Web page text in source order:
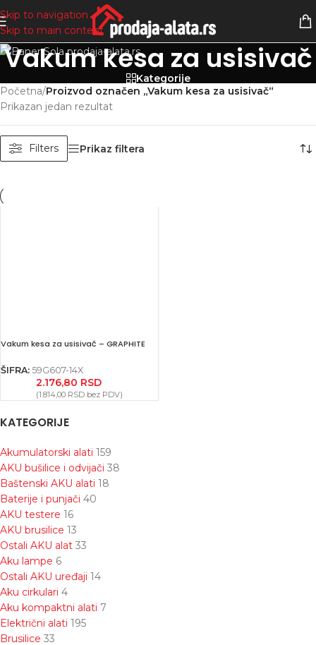
Skip to navigation
Skip to main content
Vakum kesa za usisivač
Kategorije
KATEGORIJE
Akumulatorski alati 159
AKU bušilice i odvijači 38
Baštenski AKU alati 18
Baterije i punjači 40
AKU testere 16
AKU brusilice 13
Ostali AKU alat 33
Aku lampe 6
Ostali AKU uređaji 14
Aku cirkulari 4
Aku kompaktni alati 7
Električni alati 195
Brusilice 33
Početna/Proizvod označen „Vakum kesa za usisivač“
Prikazan jedan rezultat
Filters Prikaz filtera
Vakum kesa za usisivač – GRAPHITE
ŠIFRA: 59G607-14X
2.176,80 RSD
(1.814,00 RSDbez PDV)